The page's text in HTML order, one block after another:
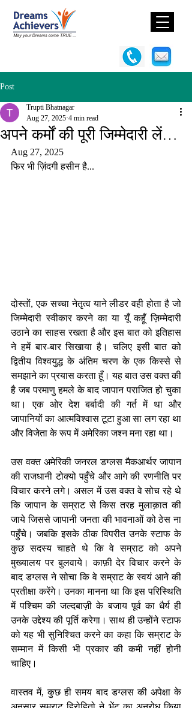
Post
अपने कर्मों की पूरी जिम्मेदारी लें…
Trupti Bhatnagar
Aug 27, 2025 4 min read
Aug 27, 2025
फिर भी ज़िंदगी हसीन है...
दोस्तों, एक सच्चा नेतृत्व याने लीडर वही होता है जो
जिम्मेदारी स्वीकार करने का या यूँ कहूँ ज़िम्मेदारी
उठाने का साहस रखता है और इस बात को इतिहास
ने हमें बार-बार सिखाया है। चलिए इसी बात को
द्वितीय विश्वयुद्ध के अंतिम चरण के एक किस्से से
समझाने का प्रयास करता हूँ। यह बात उस वक्त की
है जब परमाणु हमले के बाद जापान पराजित हो चुका
था। एक ओर देश बर्बादी की गर्त में था और
जापानियों का आत्मविश्वास टूटा हुआ सा लग रहा था
और विजेता के रूप में अमेरिका जश्न मना रहा था।
उस वक्त अमेरिकी जनरल डग्लस मैकआर्थर जापान
की राजधानी टोक्यो पहुँचे और आगे की रणनीति पर
विचार करने लगे। असल में उस वक्त वे सोच रहे थे
कि जापान के सम्राट से किस तरह मुलाक़ात की
जाये जिससे जापानी जनता की भावनाओं को ठेस ना
पहुँचे। जबकि इसके ठीक विपरीत उनके स्टाफ के
कुछ सदस्य चाहते थे कि वे सम्राट को अपने
मुख्यालय पर बुलवाये। काफ़ी देर विचार करने के
बाद डग्लस ने सोचा कि वे सम्राट के स्वयं आने की
प्रतीक्षा करेंगे। उनका मानना था कि इस परिस्थिति
में पश्चिम की जल्दबाज़ी के बजाय पूर्व का धैर्य ही
उनके उद्देश्य की पूर्ति करेगा। साथ ही उन्होंने स्टाफ
को यह भी सुनिश्चित करने का कहा कि सम्राट के
सम्मान में किसी भी प्रकार की कमी नहीं होनी
चाहिए।
वास्तव में, कुछ ही समय बाद डग्लस की अपेक्षा के